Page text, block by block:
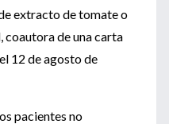
extracto de tomate o
coautora de una carta
12 de agosto de
pacientes no